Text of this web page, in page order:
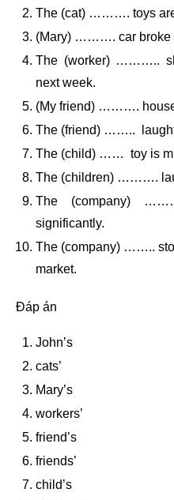
The (cat) ………. toys are
(Mary) ………. car broke
The (worker) ………..
next week.
(My friend) ………. house
The (friend) ……..
The (child) …… toy is
The (children) ……….
The (company)
significantly.
The (company) ……..
market.
Đáp án
John’s
cats’
Mary’s
workers’
friend’s
friends’
child’s